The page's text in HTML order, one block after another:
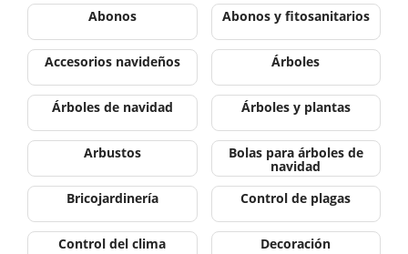
Abonos Abonos y fitosanitarios
Accesorios navideños Árboles
Árboles de navidad Árboles y plantas
Arbustos Bolas para árboles de
navidad
Bricojardinería
Control de plagas
Control del clima Decoración